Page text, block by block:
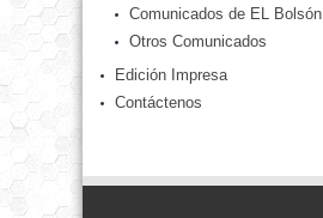
Comunicados de EL Bolsón
Otros Comunicados
Edición Impresa
Contáctenos